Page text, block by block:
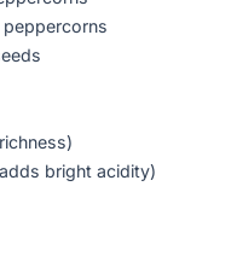
bright acidity)